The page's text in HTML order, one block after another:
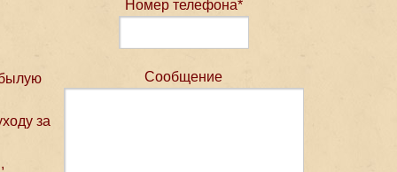
за
Номер телефона*
Сообщение